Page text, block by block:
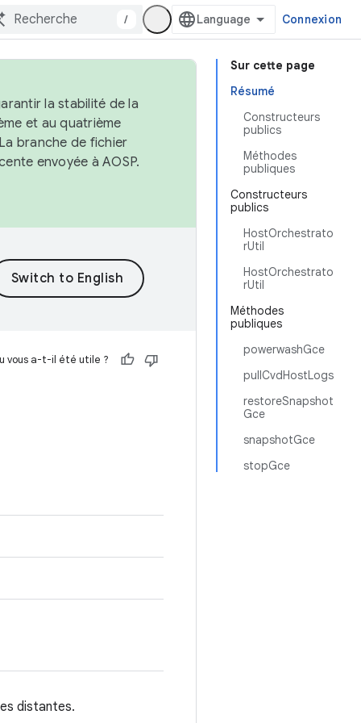
/ Connexion
Sur cette page
Résumé
Constructeurs
publics
Méthodes
publiques
Constructeurs
publics
HostOrchestrato
rUtil
HostOrchestrato
rUtil
Méthodes
publiques
powerwashGce
pullCvdHostLogs
restoreSnapshot
Gce
snapshotGce
stopGce
la stabilité de la
et au quatrième
branche de fichier
envoyée à AOSP.
vous a-t-il été utile ?
distantes.